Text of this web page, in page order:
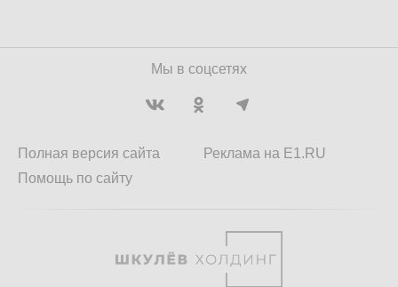
Мы в соцсетях
Полная версия сайта
Помощь по сайту
Реклама на E1.RU